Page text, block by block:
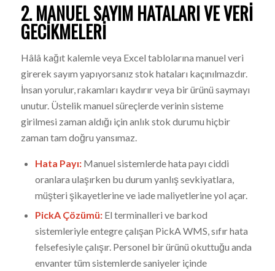
2. MANUEL SAYIM HATALARI VE VERI
GECIKMELERI
Hâlâ kağıt kalemle veya Excel tablolarına manuel veri
girerek sayım yapıyorsanız stok hataları kaçınılmazdır.
İnsan yorulur, rakamları kaydırır veya bir ürünü saymayı
unutur. Üstelik manuel süreçlerde verinin sisteme
girilmesi zaman aldığı için anlık stok durumu hiçbir
zaman tam doğru yansımaz.
Hata Payı:Manuel sistemlerde hata payı ciddi
oranlara ulaşırken bu durum yanlış sevkiyatlara,
müşteri şikayetlerine ve iade maliyetlerine yol açar.
PickA Çözümü:El terminalleri ve barkod
sistemleriyle entegre çalışan PickA WMS, sıfır hata
felsefesiyle çalışır. Personel bir ürünü okuttuğu anda
envanter tüm sistemlerde saniyeler içinde